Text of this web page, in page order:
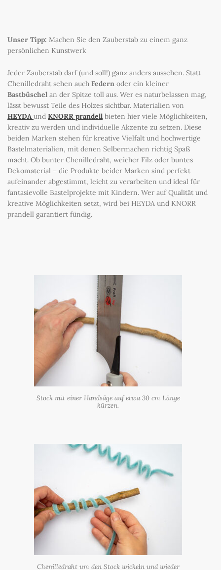
Unser Tipp: Machen Sie den Zauberstab zu einem ganz
persönlichen Kunstwerk
Jeder Zauberstab darf (und soll!) ganz anders aussehen. Statt
Chenilledraht sehen auch Federn oder ein kleiner
Bastbüschel an der Spitze toll aus. Wer es naturbelassen mag,
lässt bewusst Teile des Holzes sichtbar. Materialien von
HEYDA und KNORR prandell bieten hier viele Möglichkeiten,
kreativ zu werden und individuelle Akzente zu setzen. Diese
beiden Marken stehen für kreative Vielfalt und hochwertige
Bastelmaterialien, mit denen Selbermachen richtig Spaß
macht. Ob bunter Chenilledraht, weicher Filz oder buntes
Dekomaterial – die Produkte beider Marken sind perfekt
aufeinander abgestimmt, leicht zu verarbeiten und ideal für
fantasievolle Bastelprojekte mit Kindern. Wer auf Qualität und
kreative Möglichkeiten setzt, wird bei HEYDA und KNORR
prandell garantiert fündig.
Stock mit einer Handsäge auf etwa 30 cm Länge
kürzen.
Chenilledraht um den Stock wickeln und wieder